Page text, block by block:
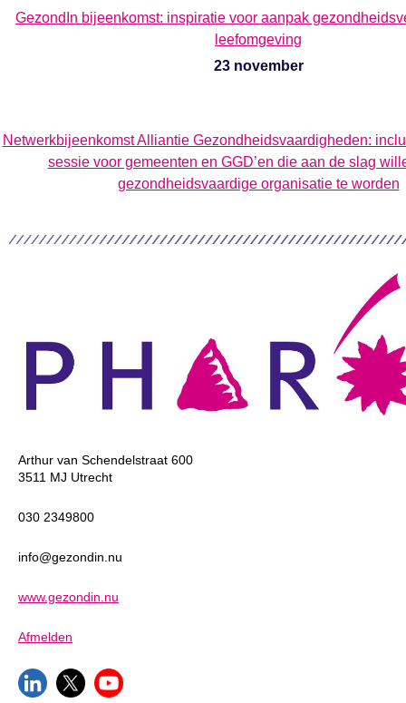
GezondIn bijeenkomst: inspiratie voor aanpak
leefomgeving
23 november
Netwerkbijeenkomst Alliantie Gezondheidsvaardigheden:
sessie voor gemeenten en GGD’en die aan de slag
gezondheidsvaardige organisatie te worden
Arthur van Schendelstraat 600
3511 MJ Utrecht
030 2349800
info@gezondin.nu
www.gezondin.nu
Afmelden